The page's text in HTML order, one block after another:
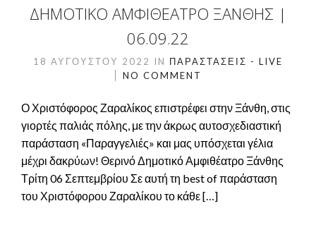
ΔΗΜΟΤΙΚΌ ΑΜΦΙΘΈΑΤΡΟ ΞΆΝΘΗΣ |
06.09.22
18 ΑΥΓΟΎΣΤΟΥ 2022 IN ΠΑΡΑΣΤΆΣΕΙΣ - LIVE
NO COMMENT
Ο Χριστόφορος Ζαραλίκος επιστρέφει στην Ξάνθη, στις
γιορτές παλιάς πόλης, με την άκρως αυτοσχεδιαστική
παράσταση «Παραγγελιές» και μας υπόσχεται γέλια
μέχρι δακρύων! Θερινό Δημοτικό Αμφιθέατρο Ξάνθης
Τρίτη 06 Σεπτεμβρίου Σε αυτή τη best of παράσταση
του Χριστόφορου Ζαραλίκου το κάθε […]